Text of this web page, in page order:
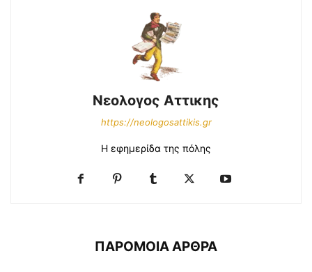
Νεολογος Αττικης
https://neologosattikis.gr
Η εφημερίδα της πόλης
ΠΑΡΟΜΟΙΑ ΑΡΘΡΑ